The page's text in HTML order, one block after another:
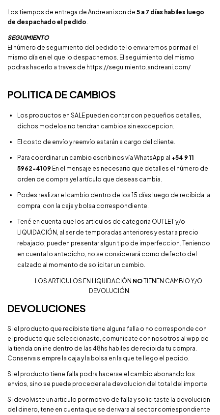
Los tiempos de entrega de Andreani son de 5 a 7 días habiles luego
de despachado el pedido.
SEGUIMIENTO
El número de seguimiento del pedido te lo enviaremos por mail el
mismo día en el que lo despachemos. El seguimiento del mismo
podras hacerlo a traves de https://seguimiento.andreani.com/
POLITICA DE CAMBIOS
Los productos en SALE pueden contar con pequeños detalles,
dichos modelos no tendran cambios sin exccepcion.
El costo de envío y reenvío estarán a cargo del cliente.
Para coordinar un cambio escribinos vía WhatsApp al +54 9 11
5962-4109 En el mensaje es necesario que detalles el número de
orden de compra yel artículo que deseas cambia.
Podes realizar el cambio dentro de los 15 días luego de recibida la
compra, con la caja y bolsa correspondiente.
Tené en cuenta que los articulos de categoria OUTLET y/o
LIQUIDACIÓN, al ser de temporadas anteriores y estar a precio
rebajado, pueden presentar algun tipo de imperfeccion. Teniendo
en cuenta lo antedicho, no se considerará como defecto del
calzado al momento de solicitar un cambio.
LOS ARTICULOS EN LIQUIDACIÓN NOTIENEN CAMBIO Y/O
DEVOLUCIÓN.
DEVOLUCIONES
Si el producto que recibiste tiene alguna falla o no corresponde con
el producto que seleccionaste, comunicate con nosotros al wpp de
la tienda online dentro de las 48hs habiles de recibida tu compra.
Conserva siempre la caja y la bolsa en la que te llego el pedido.
Si el producto tiene falla podra hacerse el cambio abonando los
envios, sino se puede proceder a la devolucion del total del importe.
Si devolviste un articulo por motivo de falla y solicitaste la devolucion
del dinero, tene en cuenta que se derivara al sector corriespondiente